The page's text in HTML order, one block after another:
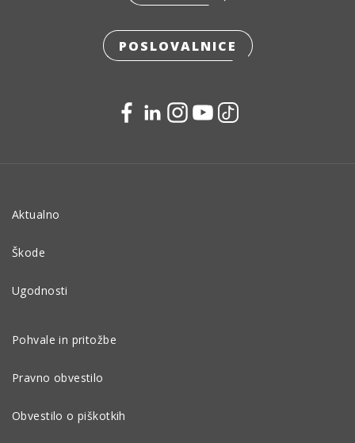
POSLOVALNICE
Aktualno
Škode
Ugodnosti
Pohvale in pritožbe
Pravno obvestilo
Obvestilo o piškotkih